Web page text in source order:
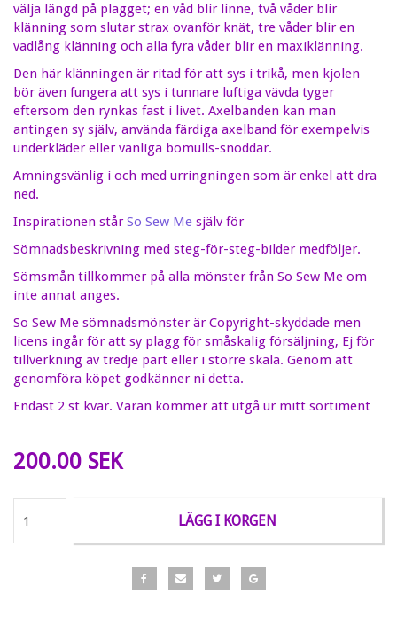
välja längd på plagget; en våd blir linne, två våder blir
klänning som slutar strax ovanför knät, tre våder blir en
vadlång klänning och alla fyra våder blir en maxiklänning.
Den här klänningen är ritad för att sys i trikå, men kjolen
bör även fungera att sys i tunnare luftiga vävda tyger
eftersom den rynkas fast i livet. Axelbanden kan man
antingen sy själv, använda färdiga axelband för exempelvis
underkläder eller vanliga bomulls-snoddar.
Amningsvänlig i och med urringningen som är enkel att dra
ned.
Inspirationen stårSo Sew Me själv för
Sömnadsbeskrivning med steg-för-steg-bilder medföljer.
Sömsmån tillkommer på alla mönster från So Sew Me om
inte annat anges.
So Sew Me sömnadsmönster är Copyright-skyddade men
licens ingår för att sy plagg för småskalig försäljning, Ej för
tillverkning av tredje part eller i större skala. Genom att
genomföra köpet godkänner ni detta.
Endast 2 st kvar. Varan kommer att utgå ur mitt sortiment
200.00 SEK
LÄGG I KORGEN